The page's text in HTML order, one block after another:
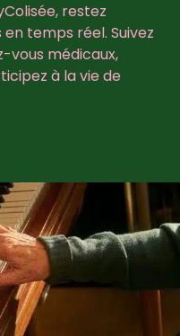
restez
temps réel. Suivez
vous médicaux,
à la vie de